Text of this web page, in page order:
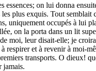
on lui donna
plus exquis. Tout semblait
uniquement occupés à lui
on la porta dans un lit
moi, leur disait-elle; je
respirer et à revenir à moi-
transports. O dieux!
jamais.